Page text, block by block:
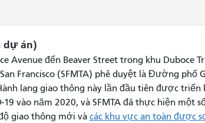
dự án)
Avenue đến Beaver Street trong khu Duboce
Francisco (SFMTA) phê duyệt là Đường phố
lang giao thông này lần đầu tiên được
vào năm 2020, và SFMTA đã thực hiện một
giao thông mới và các khu vực an toàn được